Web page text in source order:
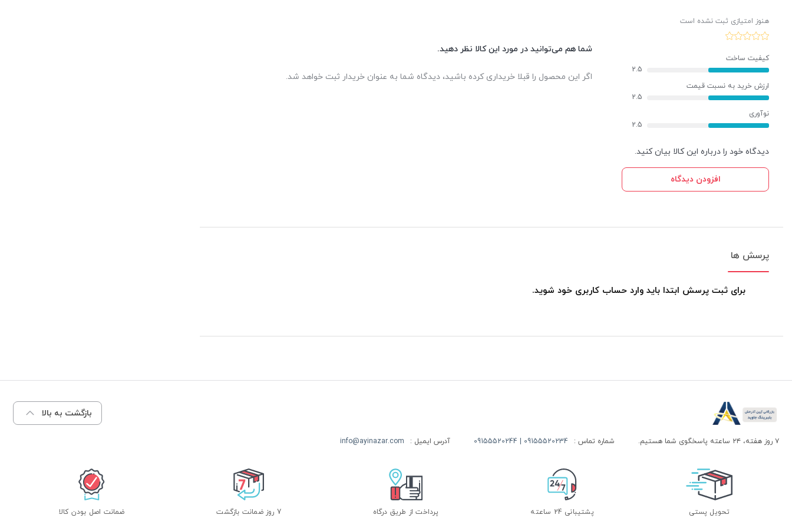
هنوز امتیازی ثبت نشده است
کیفیت ساخت
2.5
ارزش خرید به نسبت قیمت
2.5
نوآوری
2.5
دیدگاه خود را درباره این کالا بیان کنید.
افزودن دیدگاه
شما هم می‌توانید در مورد این کالا نظر دهید.
اگر این محصول را قبلا خریداری کرده باشید، دیدگاه شما به عنوان خریدار ثبت خواهد شد.
پرسش ها
برای ثبت پرسش ابتدا باید وارد حساب کاربری خود شوید.
بازگشت به بالا
۷ روز هفته، ۲۴ ساعته پاسخگوی شما هستیم. شماره تماس : 09155520234 | 09155520244 آدرس ایمیل : info@ayinazar.com
تحویل پستی پشتیبانی 24 ساعته پرداخت از طریق درگاه 7 روز ضمانت بازگشت ضمانت اصل بودن کالا